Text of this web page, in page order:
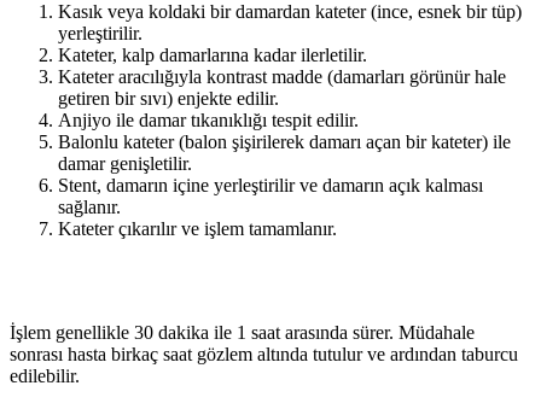
Kasık veya koldaki bir damardan kateter (ince, esnek bir tüp)
yerleştirilir.
Kateter, kalp damarlarına kadar ilerletilir.
Kateter aracılığıyla kontrast madde (damarları görünür hale
getiren bir sıvı) enjekte edilir.
Anjiyo ile damar tıkanıklığı tespit edilir.
Balonlu kateter (balon şişirilerek damarı açan bir kateter) ile
damar genişletilir.
Stent, damarın içine yerleştirilir ve damarın açık kalması
sağlanır.
Kateter çıkarılır ve işlem tamamlanır.
İşlem genellikle 30 dakika ile 1 saat arasında sürer. Müdahale
sonrası hasta birkaç saat gözlem altında tutulur ve ardından taburcu
edilebilir.